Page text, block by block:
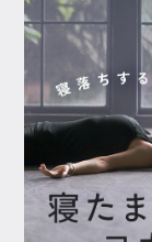
マイページ
ログイン
会員規約に
クラス参